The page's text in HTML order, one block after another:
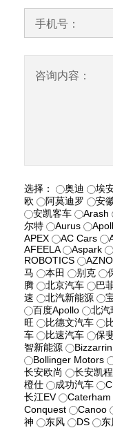
手机号：
咨询内容：
选择： 奥迪 埃
欧
阿莫迪罗 安
安凯客车
Arash
尔特
Aurus
APEX
AC Cars
AFEELA
Aspark
ROBOTICS
马
本田 别克
腾
北京汽车 巴
速
北汽新能源
百度Apollo
北汽
旺
比德文汽车
车
比速汽车 保
智新能源
Bollinger Motors
长安欧尚
长安凯程
橙仕
成功汽车
长江EV
Caterham
Conquest
Canoo
神
东风 DS